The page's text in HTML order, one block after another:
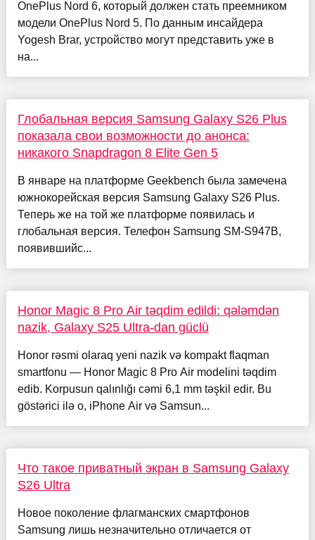
OnePlus Nord 6, который должен стать преемником
модели OnePlus Nord 5. По данным инсайдера
Yogesh Brar, устройство могут представить уже в
на...
Глобальная версия Samsung Galaxy S26 Plus
показала свои возможности до анонса:
никакого Snapdragon 8 Elite Gen 5
В январе на платформе Geekbench была замечена
южнокорейская версия Samsung Galaxy S26 Plus.
Теперь же на той же платформе появилась и
глобальная версия. Телефон Samsung SM-S947B,
появившийс...
Honor Magic 8 Pro Air təqdim edildi: qələmdən
nazik, Galaxy S25 Ultra-dan güclü
Honor rəsmi olaraq yeni nazik və kompakt flaqman
smartfonu — Honor Magic 8 Pro Air modelini təqdim
edib. Korpusun qalınlığı cəmi 6,1 mm təşkil edir. Bu
göstərici ilə o, iPhone Air və Samsun...
Что такое приватный экран в Samsung Galaxy
S26 Ultra
Новое поколение флагманских смартфонов
Samsung лишь незначительно отличается от